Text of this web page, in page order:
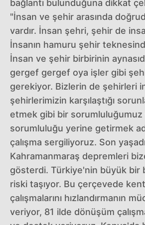
bağlantı bulunduğuna dikkat
"İnsan ve şehir arasında
vardır. İnsan şehri, şehir de
İnsanın hamuru şehir
İnsan ve şehir birbirinin
gergef gergef oya işler gibi
gerekiyor. Bizlerin de şehirleri
şehirlerimizin karşılaştığı
etmek gibi bir sorumluluğumuz
sorumluluğu yerine getirmek
çalışma sergiliyoruz. Son
Kahramanmaraş depremleri
gösterdi. Türkiye'nin büyük bir
riski taşıyor. Bu çerçevede
çalışmalarını hızlandırmanın
veriyor, 81 ilde dönüşüm